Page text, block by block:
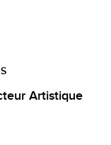
Artistique